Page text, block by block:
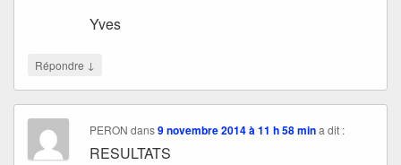
Yves
Répondre ↓
PERON dans9 novembre 2014 à 11 h 58 min a dit :
RESULTATS